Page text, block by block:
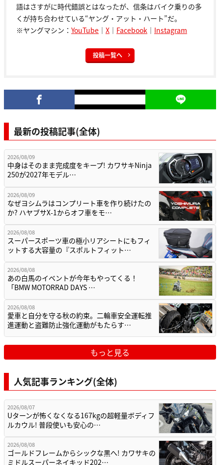
語はさすがに時代錯誤とはなったが、信条はバイク乗りの多
くが持ち合わせている“ヤング・アット・ハート”だ。
※ヤングマシン： YouTube ｜ X ｜ Facebook ｜ Instagram
投稿一覧へ
最新の投稿記事(全体)
2026/08/09
中身はそのまま完成度をキープ! カワサキNinja
250が2027年モデル…
2026/08/09
なぜヨシムラはコンプリート車を作り続けたの
か? ハヤブサX-1からオフ車をモ…
2026/08/08
スーパースポーツ車の極小リアシートにもフィ
ットする大容量の『スポルトフィット…
2026/08/08
あの白馬のイベントが今年もやってくる！
「BMW MOTORRAD DAYS …
2026/08/08
愛車と自分を守る秋の約束。二輪車安全運転推
進運動と盗難防止強化運動がもたらす…
もっと見る
人気記事ランキング(全体)
2026/08/07
Uターンが怖くなくなる167kgの超軽量ボディフ
ルカウル! 普段使いも安心の…
2026/08/08
ゴールドフレームからシックな黒へ! カワサキの
ミドルスーパーネイキッド202…